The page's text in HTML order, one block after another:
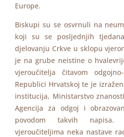
Europe.
Biskupi su se osvrnuli na
koji su se posljednjih
djelovanju Crkve u sklopu
je na grube neistine o
vjeroučitelja čitavom
Republici Hrvatskoj te je
institucija, Ministarstvo
Agencija za odgoj i
povodom takvih
vjeroučiteljima neka nastave